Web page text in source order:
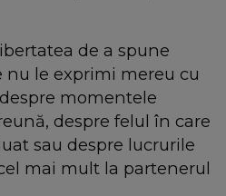
de a spune
nu le exprimi mereu cu
momentele
despre felul în care
sau despre lucrurile
mai mult la partenerul